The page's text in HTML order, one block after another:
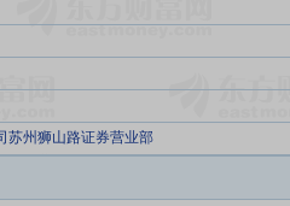
苏州狮山路证券营业部